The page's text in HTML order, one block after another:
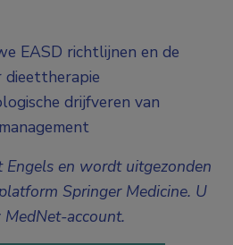
EASD richtlijnen en de
dieettherapie
drijfveren van
Engels en wordt uitgezonden
Springer Medicine. U
account.